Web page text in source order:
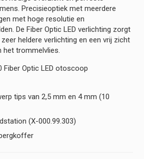
Precisieoptiek met meerdere
met hoge resolutie en
De Fiber Optic LED verlichting zorgt
heldere verlichting en een vrij zicht
het trommelvlies.
Fiber Optic LED otoscoop
tips van 2,5 mm en 4 mm (10
(X-000.99.303)